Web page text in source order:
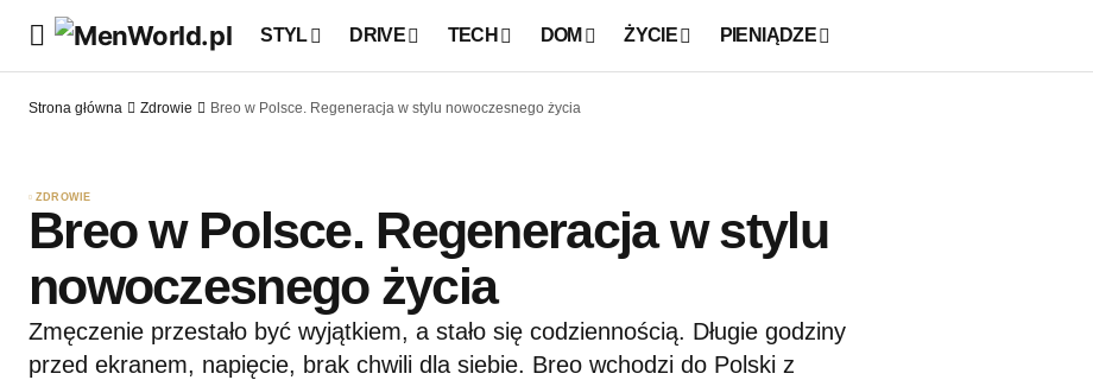
STYL DRIVE TECH DOM ŻYCIE PIENIĄDZE
Strona główna Zdrowie Breo w Polsce. Regeneracja w stylu nowoczesnego życia
ZDROWIE
Breo w Polsce. Regeneracja w stylu
nowoczesnego życia
Zmęczenie przestało być wyjątkiem, a stało się codziennością. Długie godziny
przed ekranem, napięcie, brak chwili dla siebie. Breo wchodzi do Polski z